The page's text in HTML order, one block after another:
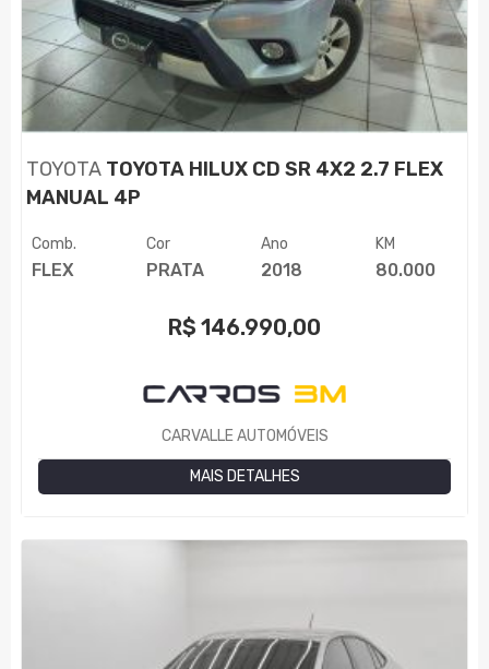
TOYOTA TOYOTA HILUX CD SR 4X2 2.7 FLEX
MANUAL 4P
Comb.
FLEX
Cor
PRATA
Ano
2018
KM
80.000
R$ 146.990,00
CARVALLE AUTOMÓVEIS
MAIS DETALHES